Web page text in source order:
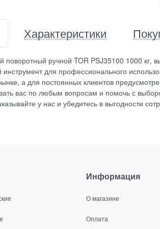
Характеристики
поворотный ручной TOR PSJ35100 1000 кг,
для профессионального
а для постоянных клиентов
вас по любым вопросам и помочь с
у нас и убедитесь в выгодности
Информация
О магазине
Оплата